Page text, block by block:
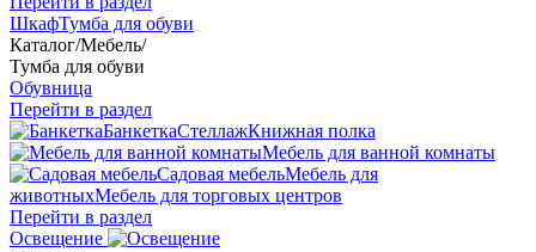
ШкафТумба для обуви
Каталог/Мебель/
Тумба для обуви
Обувница
Перейти в раздел
БанкеткаСтеллажКнижная полка
Мебель для ванной комнаты
Садовая мебельМебель для
животныхМебель для торговых центров
Перейти в раздел
Освещение